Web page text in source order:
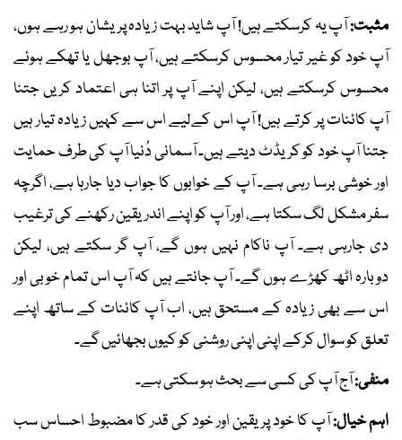
مثبت:آپ یہ کرسکتے ہیں! آپ شاید بہت زیادہ پریشان ہو رہے ہوں،
آپ خود کو غیر تیار محسوس کرسکتے ہیں، آپ بوجھل یا تھکے ہوئے
محسوس کرسکتے ہیں، لیکن اپنے آپ پر اتنا ہی اعتماد کریں جتنا
آپ کائنات پر کرتے ہیں! آپ اس کےلیے اس سے کہیں زیادہ تیار ہیں
جتنا آپ خود کو کریڈٹ دیتے ہیں۔ آسمانی دُنیا آپ کی طرف حمایت
اور خوشی برسا رہی ہے۔ آپ کے خوابوں کا جواب دیا جارہا ہے، اگرچہ
سفر مشکل لگ سکتا ہے، اور آپ کو اپنے اندر یقین رکھنے کی ترغیب
دی جارہی ہے۔ آپ ناکام نہیں ہوں گے، آپ گر سکتے ہیں، لیکن
دوبارہ اٹھ کھڑے ہوں گے۔ آپ جانتے ہیں کہ آپ اس تمام خوبی اور
اس سے بھی زیادہ کے مستحق ہیں، اب آپ کائنات کے ساتھ اپنے
تعلق کو سوال کرکے اپنی اپنی روشنی کو کیوں بجھائیں گے۔
منفی:آج آپ کی کسی سے بحث ہو سکتی ہے۔
اہم خیال:آپ کا خود پر یقین اور خود کی قدر کا مضبوط احساس سب